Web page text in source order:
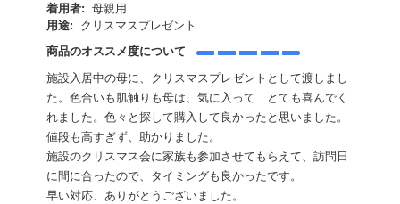
着用者: 母親用
用途:
クリスマスプレゼント
商品のオススメ度について
施設入居中の母に、クリスマスプレゼントとして渡しまし
た。色合いも肌触りも母は、気に入って とても喜んでく
れました。色々と探して購入して良かったと思いました。
値段も高すぎず、助かりました。
施設のクリスマス会に家族も参加させてもらえて、訪問日
に間に合ったので、タイミングも良かったです。
早い対応、ありがとうございました。